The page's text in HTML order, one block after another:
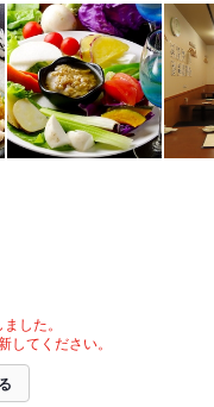
した。
てください。